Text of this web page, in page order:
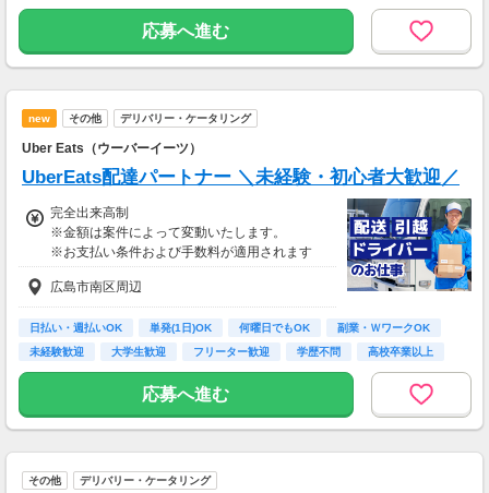
応募へ進む
new その他 デリバリー・ケータリング
Uber Eats（ウーバーイーツ）
UberEats配達パートナー ＼未経験・初心者大歓迎／
完全出来高制
※金額は案件によって変動いたします。
※お支払い条件および手数料が適用されます
広島市南区周辺
日払い・週払いOK 単発(1日)OK 何曜日でもOK
副業・ＷワークOK
未経験歓迎
大学生歓迎 フリーター歓迎 学歴不問 高校卒業以上
応募へ進む
その他 デリバリー・ケータリング